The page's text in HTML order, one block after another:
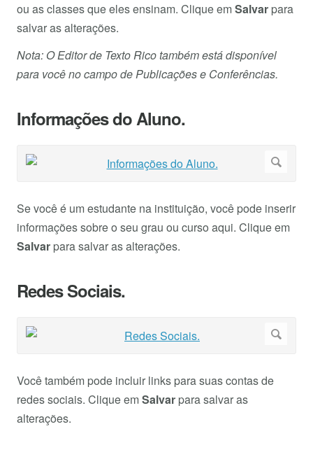
ou as classes que eles ensinam. Clique emSalvar para
salvar as alterações.
Nota: O Editor de Texto Rico também está disponível
para você no campo de Publicações e Conferências.
Informações do Aluno.
Se você é um estudante na instituição, você pode inserir
informações sobre o seu grau ou curso aqui. Clique em
Salvar para salvar as alterações.
Redes Sociais.
Você também pode incluir links para suas contas de
redes sociais. Clique emSalvar para salvar as
alterações.